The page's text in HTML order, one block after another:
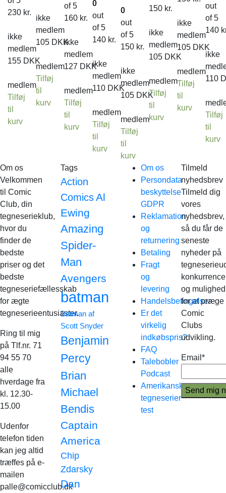
230 kr.
ikke
medlem
155 DKK
medlem
Tilføj
til
kurv
ikke
medlem
105 DKK
medlem
Tilføj
til
kurv
of 5
160 kr.
ikke
medlem
127 DKK
medlem
Tilføj
til
kurv
0
out
of 5
140 kr.
ikke
medlem
110 DKK
medlem
Tilføj
til
kurv
0
out
of 5
150 kr.
ikke
medlem
105 DKK
medlem
Tilføj
til
kurv
150 kr.
ikke
medlem
105 DKK
medlem
Tilføj
til
kurv
ikke
medlem
105 DKK
medlem
Tilføj
til
kurv
out
of 5
140
ikke
110
Tilføj
til
kurv
Om os
Velkommen
til Comic
Club, din
tegneserieklub,
hvor du
finder de
bedste
priser og det
bedste
tegneseriefællesskab
for ægte
tegneserieentusiaster.
Ring til mig
på Tlf.nr. 71
94 55 70
alle
hverdage fra
kl. 12.30-
15.00
Udenfor
telefon tiden
kan jeg altid
træffes på e-
mailen
palle@comicclub.dk
Tags
Action
Comics Al
Ewing
Amazing
Spider-
Man
Avengers
batman
Batman af
Scott Snyder
Benjamin
Percy
Brian
Michael
Bendis
Captain
America
Chip
Zdarsky
Dan
Om os
Persondata
beskyttelse
GDPR
Reklamation
og
returnering
Betaling
Fragt
og
levering
Handelsbetingelser
Er det
virkelig
indkøbspris?
FAQ
Talebobler
Podcast
Amerikanske
tegneserier
test
Tilmeld
nyhedsbrev
Tilmeld dig
vores
nyhedsbrev,
så du får de
seneste
nyheder på
og mulighed
for at præge
Comic
Clubs
udvikling.
Email*